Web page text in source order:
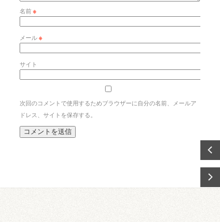
名前※
メール※
サイト
次回のコメントで使用するためブラウザーに自分の名前、メールア
ドレス、サイトを保存する。